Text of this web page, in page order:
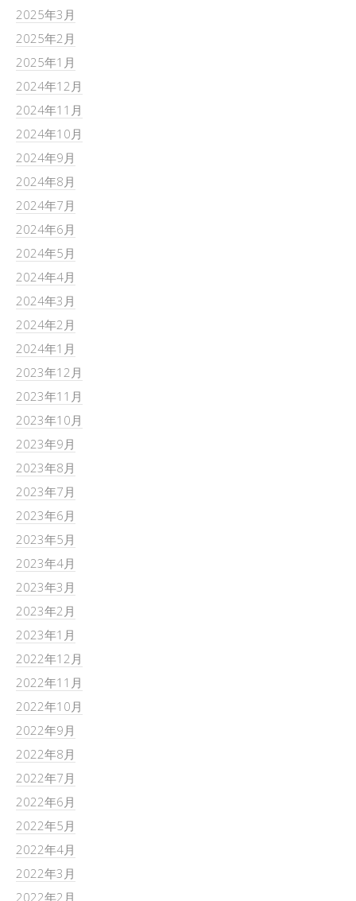
2025年3月
2025年2月
2025年1月
2024年12月
2024年11月
2024年10月
2024年9月
2024年8月
2024年7月
2024年6月
2024年5月
2024年4月
2024年3月
2024年2月
2024年1月
2023年12月
2023年11月
2023年10月
2023年9月
2023年8月
2023年7月
2023年6月
2023年5月
2023年4月
2023年3月
2023年2月
2023年1月
2022年12月
2022年11月
2022年10月
2022年9月
2022年8月
2022年7月
2022年6月
2022年5月
2022年4月
2022年3月
2022年2月